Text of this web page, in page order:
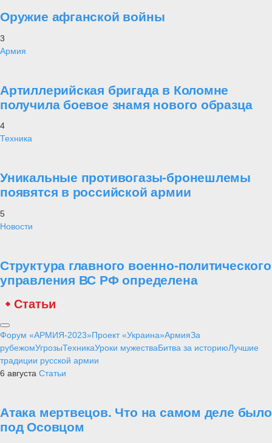
Оружие афганской войны
3
Армия
Артиллерийская бригада в Коломне
получила боевое знамя нового образца
4
Техника
Уникальные противогазы-бронешлемы
появятся в российской армии
5
Новости
Структура главного военно-политического
управления ВС РФ определена
Статьи
Форум «АРМИЯ-2023»Проект «Украина»АрмияЗа
рубежомУгрозыТехникаУроки мужестваБитва за историюЛучшие
традиции русской армии
6 августа Статьи
Атака мертвецов. Что на самом деле было
под Осовцом